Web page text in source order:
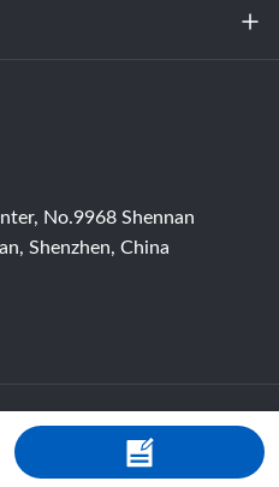
No.9968 Shennan
Shenzhen, China
iones de litio | Fábrica y empresa de
de Shopastro política de
4